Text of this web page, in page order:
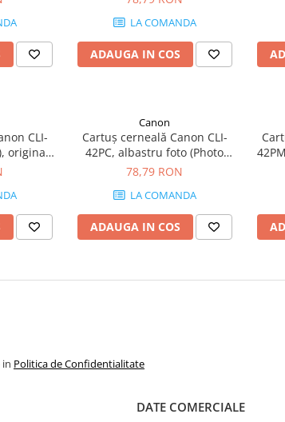
LA COMANDA
ADAUGA IN COS
CLI-
original,
Canon
Cartuș cerneală Canon CLI-
42PC, albastru foto (Photo
Cyan), original, 292 de
78,79 RON
LA COMANDA
ADAUGA IN COS
Politica de Confidentialitate
DATE COMERCIALE